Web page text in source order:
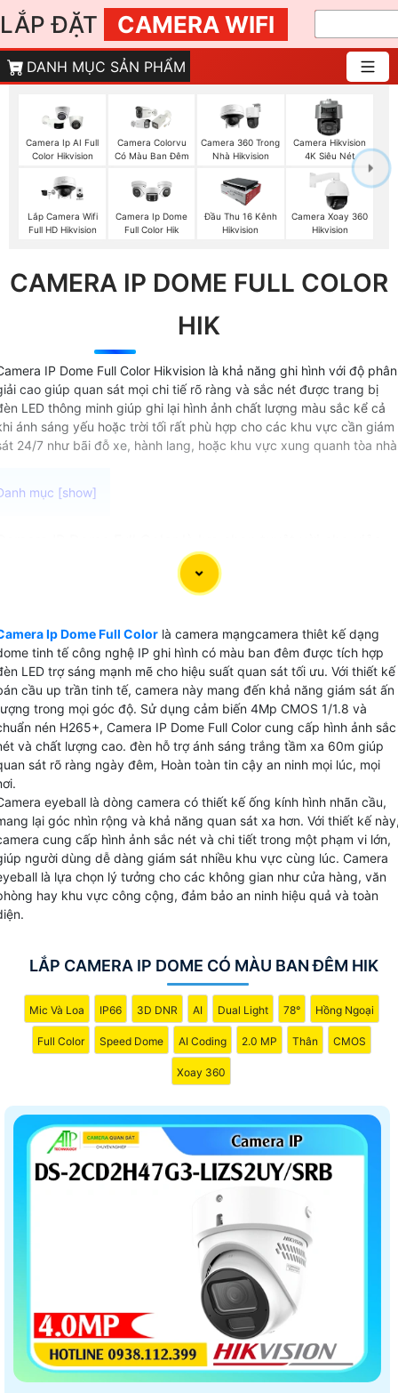
LẮP ĐẶT CAMERA WIFI
DANH MỤC SẢN PHẨM
Camera Ip AI Full
Color Hikvision
Camera Colorvu
Có Màu Ban Đêm
Camera 360 Trong
Nhà Hikvision
Camera Hikvision
4K Siêu Nét
Lắp Camera Wifi
Full HD Hikvision
Camera Ip Dome
Full Color Hik
Đầu Thu 16 Kênh
Hikvision
Camera Xoay 360
Hikvision
CAMERA IP DOME FULL COLOR
HIK
IP Dome Full Color Hikvision là khả năng ghi hình với độ phân
cao giúp quan sát mọi chi tiế rõ ràng và sắc nét được trang bị
LED thông minh giúp ghi lại hình ảnh chất lượng màu sắc kể cả
ánh sáng yếu hoặc trời tối rất phù hợp cho các khu vực cần giám
24/7 như bãi đỗ xe, hành lang, hoặc khu vực xung quanh tòa
sát an ninh trong nhà hoặc ngoài trời. Với thiết kế
dome tinh tế và công nghệ IP, camera này cho phép
dù ở điều kiện ánh sáng yếu.
tầm xa hồng ngoại và đèn led lên đến 30m, camera IP
Full Color giúp quan sát rõ ràng ngay cả vào ban
Chế độ ánh sáng thông minh cho phép bật đèn khi có
động, giúp cải thiện chất lượng hình ảnh và tăng
an ninh.
này cũng hỗ trợ thẻ nhớ MicroSD lên đến 512GB,
lưu trữ video một cách linh hoạt và tiện lợi. Chuẩn nén
giúp tiết kiệm không gian lưu trữ mà vẫn đảm
chất lượng hình ảnh .
Ip Dome Full Color là camera mạngcamera thiêt kế dạng
tinh tế công nghệ IP ghi hình có màu ban đêm được tích hợp
LED trợ sáng mạnh mẽ cho hiệu suất quan sát tối ưu. Với thiết kế
cầu up trần tinh tế, camera này mang đến khả năng giám sát ấn
trong mọi góc độ. Sử dụng cảm biến 4Mp CMOS 1/1.8 và
nén H265+, Camera IP Dome Full Color cung cấp hình ảnh sắc
và chất lượng cao. đèn hỗ trợ ánh sáng trắng tầm xa 60m giúp
sát rõ ràng ngày đêm, Hoàn toàn tin cậy an ninh mọi lúc, mọi
eyeball là dòng camera có thiết kế ống kính hình nhãn cầu,
lại góc nhìn rộng và khả năng quan sát xa hơn. Với thiết kế
cung cấp hình ảnh sắc nét và chi tiết trong một phạm vi lớn,
người dùng dễ dàng giám sát nhiều khu vực cùng lúc. Camera
là lựa chọn lý tưởng cho các không gian như cửa hàng, văn
hay khu vực công cộng, đảm bảo an ninh hiệu quả và toàn
LẮP CAMERA IP DOME CÓ MÀU BAN ĐÊM HIK
Mic Và Loa IP66 3D DNR AI Dual Light 78° Hồng Ngoại
Full Color Speed Dome AI Coding 2.0 MP Thân CMOS
Xoay 360